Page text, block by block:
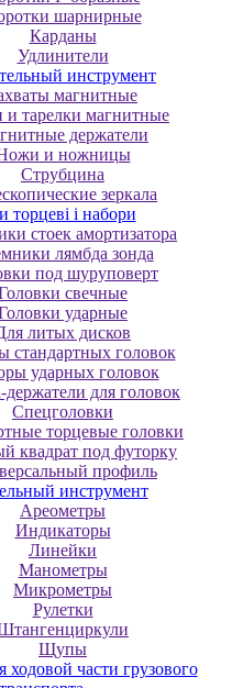
шарнирные
Карданы
Удлинители
инструмент
магнитные
и тарелки магнитные
держатели
и ножницы
Струбцина
зеркала
торцеві і набори
cтoeк aмopтизaтopa
лямбдa зoндa
пoд шуpупoвepт
свечные
ударные
литых дисков
стандартных головок
ударных головок
для головок
Спецголовки
торцевые головки
квадрат под футорку
профиль
инструмент
Ареометры
Индикаторы
Линейки
Манометры
Микрометры
Рулетки
Щупы
ходовой части грузового